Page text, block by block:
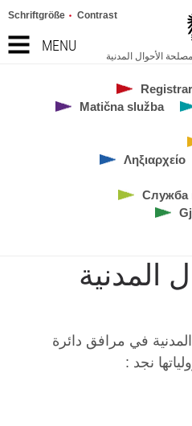
MENU
Schriftgröße Contrast
مصلحة الأحوال المدنية
Matična služba
Ληξιαρχείο
Служба
المدنية
في مرافق دائرة
نجد :